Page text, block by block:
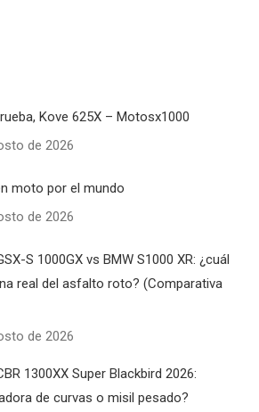
Kove 625X – Motosx1000
de 2026
moto por el mundo
de 2026
S 1000GX vs BMW S1000 XR: ¿cuál
real del asfalto roto? (Comparativa
de 2026
1300XX Super Blackbird 2026:
de curvas o misil pesado?